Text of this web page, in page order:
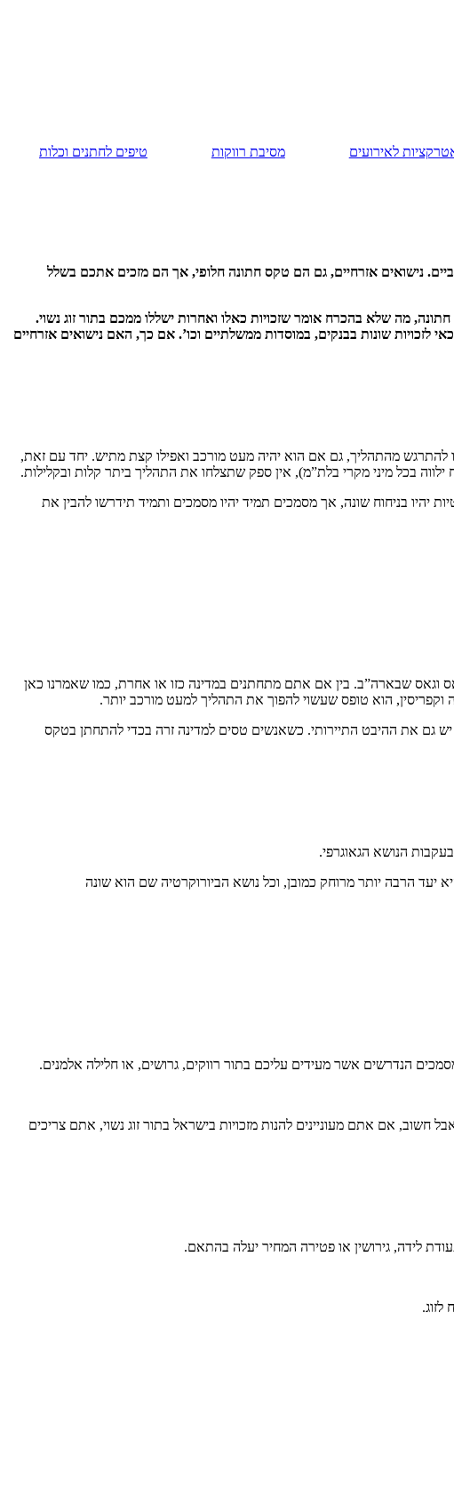
לאירועים מסיבת רווקות טיפים לחתנים וכלות
דתי, הרי שבשנת 2023 כבר מתחתנים גם בטקסים אלטרנטיביים. נישואים אזרחיים, גם הם טקס חתונה חלופי, אך הם מזכים אתכם בשלל
לטקס חתונה, מה שלא בהכרח אומר שזכויות כאלו ואחרות ישללו ממכם בתור זוג נשוי.
לזכויות שונות בבנקים, במוסדות ממשלתיים וכו’. אם כך, האם נישואים אזרחיים
להתרגש מהתהליך, גם אם הוא יהיה מעט מורכב ואפילו קצת מתיש. יחד עם זאת,
בכל מיני מקרי בלת”מ), אין ספק שתצלחו את התהליך ביתר קלות ובקלילות.
יהיו בניחוח שונה, אך מסמכים תמיד יהיו מסמכים ותמיד תידרשו להבין את
וגאס שבארה”ב. בין אם אתם מתחתנים במדינה כזו או אחרת, כמו שאמרנו כאן
יש גם את ההיבט התיירותי. כשאנשים טסים למדינה זרה בכדי להתחתן בטקס
הנושא הגאוגרפי.
יעד הרבה יותר מרוחק כמובן, וכל נושא הביורוקרטיה שם הוא שונה
הנדרשים אשר מעידים עליכם בתור רווקים, גרושים, או חלילה אלמנים.
אם אתם מעוניינים להנות מזכויות בישראל בתור זוג נשוי, אתם צריכים